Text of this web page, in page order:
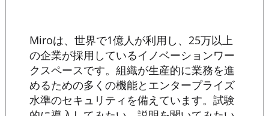
Miroは、世界で1億人が利用し、25万以上
の企業が採用しているイノベーションワー
クスペースです。組織が生産的に業務を進
めるための多くの機能とエンタープライズ
水準のセキュリティを備えています。試験